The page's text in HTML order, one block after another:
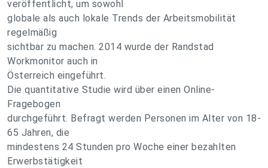
veröffentlicht, um sowohl
globale als auch lokale Trends der Arbeitsmobilität
regelmäßig
sichtbar zu machen. 2014 wurde der Randstad
Workmonitor auch in
Österreich eingeführt.
Die quantitative Studie wird über einen Online-
Fragebogen
durchgeführt. Befragt werden Personen im Alter von 18-
65 Jahren, die
mindestens 24 Stunden pro Woche einer bezahlten
Erwerbstätigkeit